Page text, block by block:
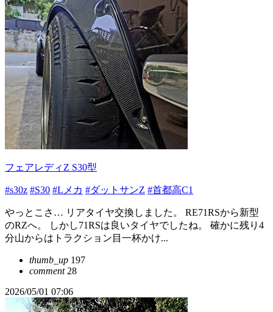
フェアレディZ S30型
#s30z #S30 #Lメカ #ダットサンZ #首都高C1
やっとこさ… リアタイヤ交換しました。 RE71RSから新型
のRZへ。 しかし71RSは良いタイヤでしたね。 確かに残り4
分山からはトラクション目一杯かけ...
thumb_up 197
comment28
2026/05/01 07:06